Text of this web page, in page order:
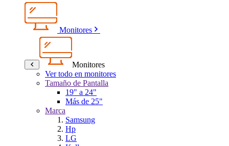
Monitores
Monitores
Ver todo en monitores
Tamaño de Pantalla
19" a 24"
Más de 25"
Marca
Samsung
Hp
LG